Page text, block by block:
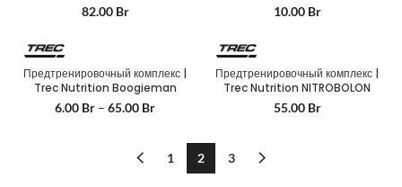
82.00 Br
10.00 Br
Предтренировочный комплекс |
Trec Nutrition Boogieman
6.00 Br – 65.00 Br
Предтренировочный комплекс |
Trec Nutrition NITROBOLON
55.00 Br
1 2 3